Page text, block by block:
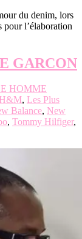
du denim, lors
pour l’élaboration
GARCON
HOMME
, Les Plus
Balance, New
, Tommy Hilfiger,